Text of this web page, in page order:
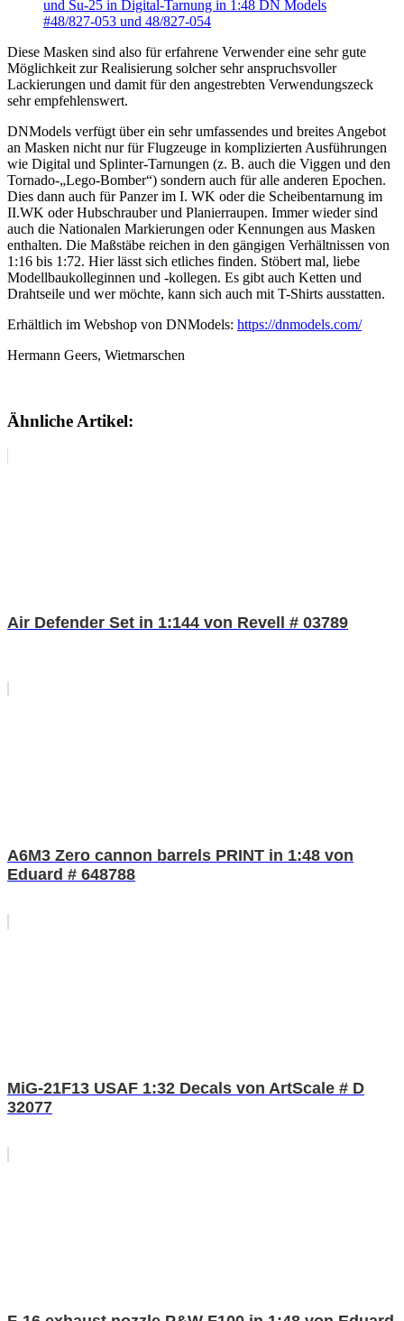
Diese Masken sind also für erfahrene Verwender eine sehr gute
Möglichkeit zur Realisierung solcher sehr anspruchsvoller
Lackierungen und damit für den angestrebten Verwendungszeck
sehr empfehlenswert.
DNModels verfügt über ein sehr umfassendes und breites Angebot
an Masken nicht nur für Flugzeuge in komplizierten Ausführungen
wie Digital und Splinter-Tarnungen (z. B. auch die Viggen und den
Tornado-„Lego-Bomber“) sondern auch für alle anderen Epochen.
Dies dann auch für Panzer im I. WK oder die Scheibentarnung im
II.WK oder Hubschrauber und Planierraupen. Immer wieder sind
auch die Nationalen Markierungen oder Kennungen aus Masken
enthalten. Die Maßstäbe reichen in den gängigen Verhältnissen von
1:16 bis 1:72. Hier lässt sich etliches finden. Stöbert mal, liebe
Modellbaukolleginnen und -kollegen. Es gibt auch Ketten und
Drahtseile und wer möchte, kann sich auch mit T-Shirts ausstatten.
Erhältlich im Webshop von DNModels: https://dnmodels.com/
Hermann Geers, Wietmarschen
Ähnliche Artikel:
Air Defender Set in 1:144 von Revell # 03789
A6M3 Zero cannon barrels PRINT in 1:48 von
Eduard # 648788
MiG-21F13 USAF 1:32 Decals von ArtScale # D
32077